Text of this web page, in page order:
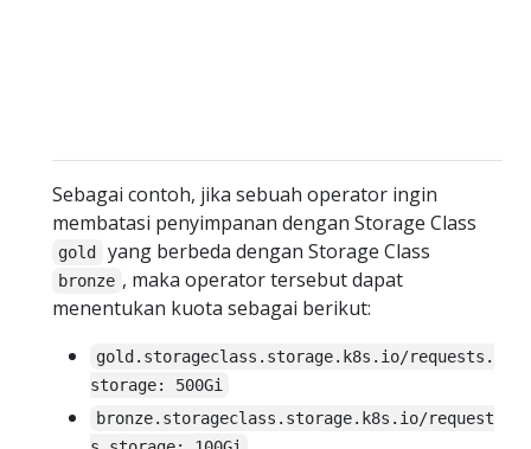
Sebagai contoh, jika sebuah operator ingin
membatasi penyimpanan dengan Storage Class
gold yang berbeda dengan Storage Class
bronze , maka operator tersebut dapat
menentukan kuota sebagai berikut:
gold.storageclass.storage.k8s.io/requests.
storage: 500Gi
bronze.storageclass.storage.k8s.io/request